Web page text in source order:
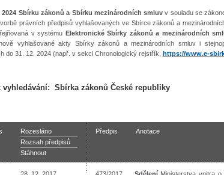
2024 Sbírku zákonů a Sbírku mezinárodních smluv v souladu se
právních předpisů vyhlašovaných ve Sbírce zákonů a
v systému Elektronické Sbírky zákonů a mezinárodních
vyhlašované akty Sbírky zákonů a mezinárodních smluv i
do 31. 12. 2024 (např. v sekci Chronologický rejstřík, https://www.e-
vyhledávání: Sbírka zákonů České republiky
Rozesláno
Rozsah předpisů
Stáhnout
Předpis Anotace